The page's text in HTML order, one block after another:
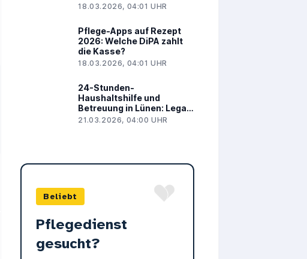
18.03.2026, 04:01 UHR
Pflege-Apps auf Rezept
2026: Welche DiPA zahlt
die Kasse?
18.03.2026, 04:01 UHR
24-Stunden-
Haushaltshilfe und
Betreuung in Lünen: Legal,
sicher und bezahlbar
21.03.2026, 04:00 UHR
Beliebt
Pflegedienst
gesucht?